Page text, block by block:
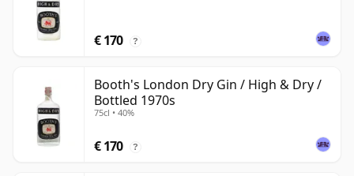
€ 170 ?
Booth's London Dry Gin / High & Dry /
Bottled 1970s
75cl • 40%
€ 170 ?